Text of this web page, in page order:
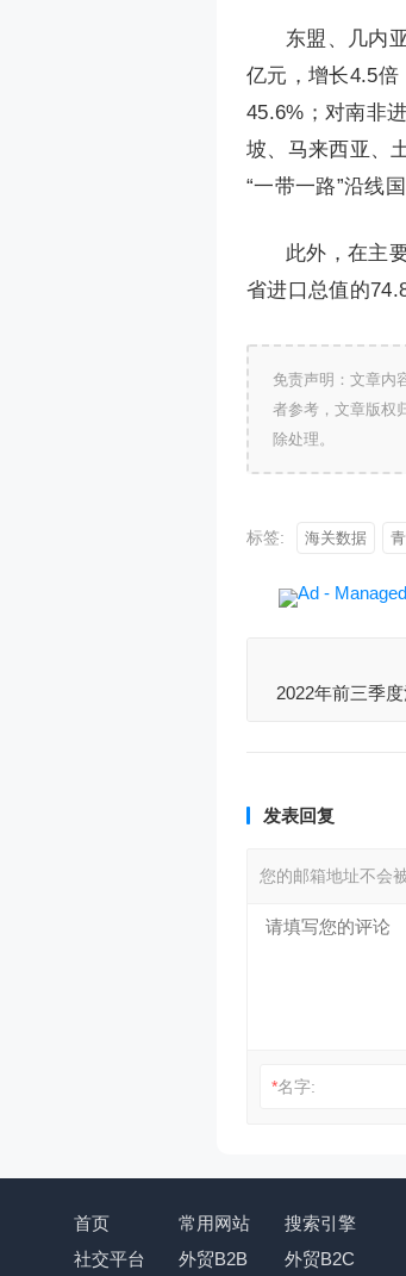
东盟、几内
亿元，增长4.5倍
45.6%；对南非
坡、马来西亚、
“一带一路”沿线
此外，在主
省进口总值的
免责声明：文章内
者参考，文章版权
除处理。
标签: 海关数据
2022年前三季
发表回复
您的邮箱地址不会
*名字:
首页 常用网站
搜索引擎
社交平台
外贸B2B 外贸B2C